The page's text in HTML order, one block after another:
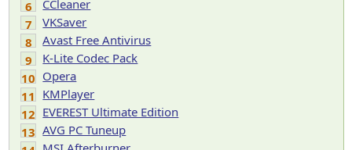
6
CCleaner
7
VKSaver
8
Avast Free Antivirus
9
K-Lite Codec Pack
10 Opera
11 KMPlayer
12 EVEREST Ultimate Edition
13 AVG PC Tuneup